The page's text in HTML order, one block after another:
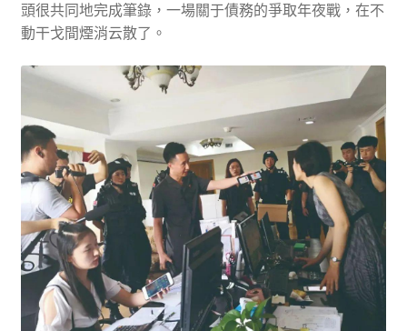
頭很共同地完成筆錄，一場關于債務的爭取年夜戰，在不
動干戈間煙消云散了。